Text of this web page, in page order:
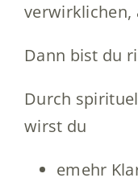
verwirklichen,
Dann bist du
Durch
wirst du
emehr